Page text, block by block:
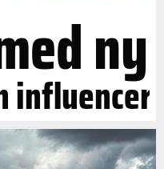
ny
influencer